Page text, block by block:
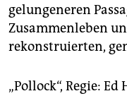
gelungeneren
Zusammenleben
rekonstruierten,
„Pollock“, Regie: